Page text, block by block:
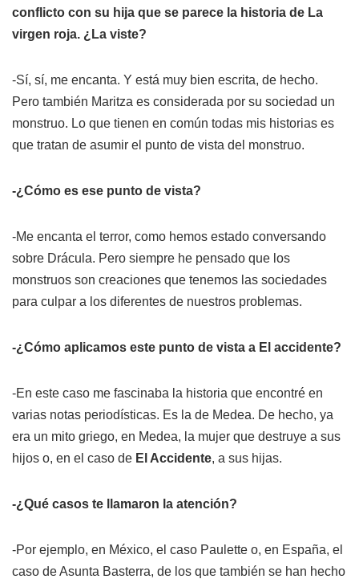
conflicto con su hija que se parece la historia de La
virgen roja. ¿La viste?
-Sí, sí, me encanta. Y está muy bien escrita, de hecho.
Pero también Maritza es considerada por su sociedad un
monstruo. Lo que tienen en común todas mis historias es
que tratan de asumir el punto de vista del monstruo.
-¿Cómo es ese punto de vista?
-Me encanta el terror, como hemos estado conversando
sobre Drácula. Pero siempre he pensado que los
monstruos son creaciones que tenemos las sociedades
para culpar a los diferentes de nuestros problemas.
-¿Cómo aplicamos este punto de vista a El accidente?
-En este caso me fascinaba la historia que encontré en
varias notas periodísticas. Es la de Medea. De hecho, ya
era un mito griego, en Medea, la mujer que destruye a sus
hijos o, en el caso de El Accidente, a sus hijas.
-¿Qué casos te llamaron la atención?
-Por ejemplo, en México, el caso Paulette o, en España, el
caso de Asunta Basterra, de los que también se han hecho